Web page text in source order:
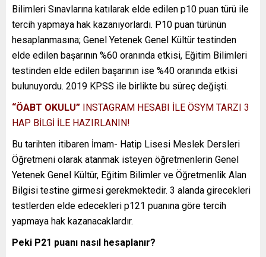
Bilimleri Sınavlarına katılarak elde edilen p10 puan türü ile
tercih yapmaya hak kazanıyorlardı. P10 puan türünün
hesaplanmasına; Genel Yetenek Genel Kültür testinden
elde edilen başarının %60 oranında etkisi, Eğitim Bilimleri
testinden elde edilen başarının ise %40 oranında etkisi
bulunuyordu. 2019 KPSS ile birlikte bu süreç değişti.
“ÖABT OKULU” INSTAGRAM HESABI İLE ÖSYM TARZI 3
HAP BİLGİ İLE HAZIRLANIN!
Bu tarihten itibaren İmam- Hatip Lisesi Meslek Dersleri
Öğretmeni olarak atanmak isteyen öğretmenlerin Genel
Yetenek Genel Kültür, Eğitim Bilimler ve Öğretmenlik Alan
Bilgisi testine girmesi gerekmektedir. 3 alanda girecekleri
testlerden elde edecekleri p121 puanına göre tercih
yapmaya hak kazanacaklardır.
Peki P21 puanı nasıl hesaplanır?